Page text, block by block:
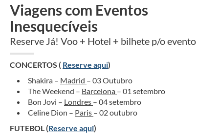
Viagens com Eventos
Inesquecíveis
Reserve Já! Voo + Hotel + bilhete p/o evento
CONCERTOS ( Reserve aqui)
Shakira – Madrid – 03 Outubro
The Weekend – Barcelona – 01 setembro
Bon Jovi – Londres – 04 setembro
Celine Dion – Paris – 02 outubro
FUTEBOL (Reserve aqui)